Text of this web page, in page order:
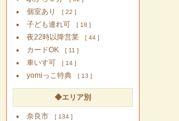
個室あり [ 22 ]
子ども連れ可 [ 18 ]
夜22時以降営業 [ 44 ]
カードOK [ 11 ]
車いす可 [ 14 ]
yomiっこ特典 [ 13 ]
◆エリア別
奈良市 [ 134 ]